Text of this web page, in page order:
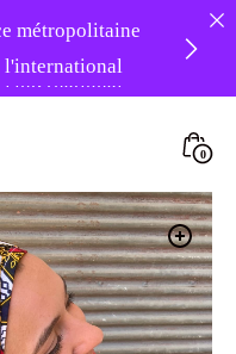
métropolitaine
l'international
0